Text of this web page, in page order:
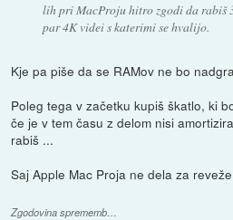
lih pri MacProju hitro zgodi da rabiš
par 4K videi s katerimi se hvalijo.
Kje pa piše da se RAMov ne bo
Poleg tega v začetku kupiš škatlo, ki
če je v tem času z delom nisi
rabiš ...
Saj Apple Mac Proja ne dela za
Zgodovina sprememb…